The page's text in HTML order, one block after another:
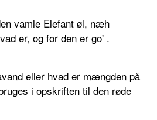
vamle Elefant øl, næh
er, og for den er go' .
eller hvad er mængden på
i opskriften til den røde